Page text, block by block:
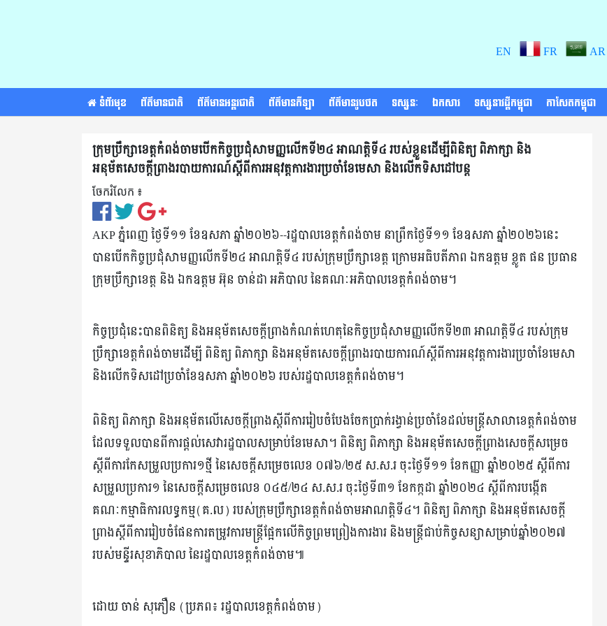
EN FR AR
ទំព័រមុខ ព័ត៌មានជាតិ ព័ត៌មានអន្តរជាតិ ព័ត៌មានកីឡា ព័ត៌មានរូបថត ទស្សនៈ ឯកសារ ទស្សនាវដ្តីកម្ពុជា កាសែតកម្ពុជា
ក្រុមប្រឹក្សាខេត្តកំពង់ចាមបើកកិច្ចប្រជុំសាមញ្ញលើកទី២៤ អាណត្តិទី៤ របស់ខ្លួនដើម្បីពិនិត្យ ពិភាក្សា និង
អនុម័តសេចក្តីព្រាងរបាយការណ៍ស្តីពីការអនុវត្តការងារប្រចាំខែមេសា និងលើកទិសដៅបន្ត
ចែករំលែក ៖​
AKP ភ្នំពេញ ថ្ងៃទី១១ ខែឧសភា ឆ្នាំ២០២៦--រដ្ឋបាលខេត្តកំពង់ចាម នាព្រឹកថ្ងៃទី១១ ខែឧសភា ឆ្នាំ២០២៦នេះ
បានបើកកិច្ចប្រជុំសាមញ្ញលើកទី២៤ អាណត្តិទី៤ របស់ក្រុមប្រឹក្សាខេត្ត ក្រោមអធិបតីភាព ឯកឧត្តម ខ្លូត ផន ប្រធាន
ក្រុមប្រឹក្សាខេត្ត និង ឯកឧត្តម អ៊ុន ចាន់ដា អភិបាល នៃគណៈអភិបាលខេត្តកំពង់ចាម។
កិច្ចប្រជុំនេះបានពិនិត្យ និងអនុម័តសេចក្តីព្រាងកំណត់ហេតុនៃកិច្ចប្រជុំសាមញ្ញលើកទី២៣ អាណត្តិទី៤ របស់ក្រុម
ប្រឹក្សាខេត្តកំពង់ចាមដើម្បី ពិនិត្យ ពិភាក្សា និងអនុម័តសេចក្តីព្រាងរបាយការណ៍ស្តីពីការអនុវត្តការងារប្រចាំខែមេសា
និងលើកទិសដៅប្រចាំខែឧសភា ឆ្នាំ២០២៦ របស់រដ្ឋបាលខេត្តកំពង់ចាម។
ពិនិត្យ ពិភាក្សា និងអនុម័តលើសេចក្តីព្រាងស្តីពីការរៀបចំបែងចែកប្រាក់រង្វាន់ប្រចាំខែដល់មន្ត្រីសាលាខេត្តកំពង់ចាម
ដែលទទួលបានពីការផ្តល់សេវារដ្ឋបាលសម្រាប់ខែមេសា។ ពិនិត្យ ពិភាក្សា និងអនុម័តសេចក្ដីព្រាងសេចក្ដីសម្រេច
ស្តីពីការកែសម្រួលប្រការ១ថ្មី នៃសេចក្តីសម្រេចលេខ ០៧៦/២៥ ស.ស.រ ចុះថ្ងៃទី១១ ខែកញ្ញា ឆ្នាំ២០២៥ ស្តីពីការ
សម្រួលប្រការ១ នៃសេចក្តីសម្រេចលេខ ០៤៥/២៤ ស.ស.រ ចុះថ្ងៃទី៣១ ខែកក្កដា ឆ្នាំ២០២៤ ស្តីពីការបង្កើត
គណៈកម្មាធិការលទ្ធកម្ម(គ.ល) របស់ក្រុមប្រឹក្សាខេត្តកំពង់ចាមអាណត្តិទី៤។ ពិនិត្យ ពិភាក្សា និងអនុម័តសេចក្តី
ព្រាងស្តីពីការរៀបចំផែនការតម្រូវការមន្ត្រីផ្អែកលើកិច្ចព្រមព្រៀងការងារ និងមន្ត្រីជាប់កិច្ចសន្យាសម្រាប់ឆ្នាំ២០២៧
របស់មន្ទីរសុខាភិបាល នៃរដ្ឋបាលខេត្តកំពង់ចាម៕
ដោយ ចាន់ សុភឿន (ប្រភព៖ រដ្ឋបាលខេត្តកំពង់ចាម)